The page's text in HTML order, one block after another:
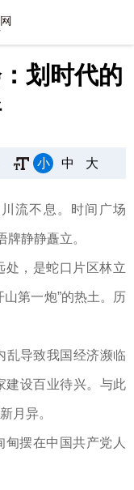
划时代的
小 中 大
流不息。时间广场
牌静静矗立。
处，是蛇口片区林立
第一炮”的热土。历
乱导致我国经济濒临
建设百业待兴。与此
月异。
摆在中国共产党人